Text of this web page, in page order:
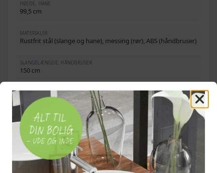
HØJDE, HANE
99,5 cm
MATERIALER
Rustfrit stål (slange og hane), messing (rør), ABS (håndbruser)
SLANGELÆNGDE, HÅNDBRUSER
150 cm
SLANGEFORBINDELSE
G 1/2"
MONTERING
Fritstående/gulvmontering
OFTE STILLEDE SPØRGSMÅL